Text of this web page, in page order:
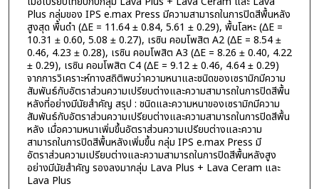
Plus กลุ่มของ IPS e.max Press มีความสามารถในการปิดสีพื้นหลัง
สูงสุด พื้นดำ (ΔE = 11.64 ± 0.84, 5.61 ± 0.29), พื้นโลหะ (ΔE =
10.31 ± 0.60, 5.08 ± 0.27), เรซิน คอมโพสิต A2 (ΔE = 8.54 ±
0.46, 4.23 ± 0.28), เรซิน คอมโพสิต A3 (ΔE = 8.26 ± 0.40, 4.22
± 0.29), เรซิน คอมโพสิต C4 (ΔE = 9.12 ± 0.46, 4.64 ± 0.29)
จากการวิเคราะห์ทางสถิติพบว่าความหนาและชนิดของเซรามิกมีความ
สัมพันธ์กับอัตราส่วนความเปรียบต่างและความสามารถในการปิดสีพื้น
หลังที่อย่างมีนัยสำคัญ สรุป : ชนิดและความหนาของเซรามิกมีความ
สัมพันธ์กับอัตราส่วนความเปรียบต่างและความสามารถในการปิดสีพื้น
หลัง เมื่อความหนาเพิ่มขึ้นอัตราส่วนความเปรียบต่างและความ
สามารถในการปิดสีพื้นหลังเพิ่มขึ้น กลุ่ม IPS e.max Press มี
อัตราส่วนความเปรียบต่างและความสามารถในการปิดสีพื้นหลังสูง
อย่างมีนัยสำคัญ รองลงมากลุ่ม Lava Plus + Lava Ceram และ
Lava Plus